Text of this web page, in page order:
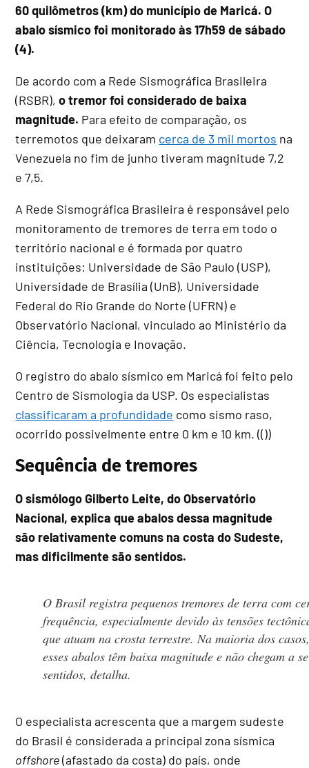
60 quilômetros (km) do município de Maricá. O
abalo sísmico foi monitorado às 17h59 de sábado
(4).
De acordo com a Rede Sismográfica Brasileira
(RSBR),o tremor foi considerado de baixa
magnitude. Para efeito de comparação, os
terremotos que deixaram cerca de 3 mil mortos na
Venezuela no fim de junho tiveram magnitude 7,2
e 7,5.
A Rede Sismográfica Brasileira é responsável pelo
monitoramento de tremores de terra em todo o
território nacional e é formada por quatro
instituições: Universidade de São Paulo (USP),
Universidade de Brasília (UnB), Universidade
Federal do Rio Grande do Norte (UFRN) e
Observatório Nacional, vinculado ao Ministério da
Ciência, Tecnologia e Inovação.
O registro do abalo sísmico em Maricá foi feito pelo
Centro de Sismologia da USP. Os especialistas
classificaram a profundidade como sismo raso,
ocorrido possivelmente entre 0 km e 10 km. (())
Sequência de tremores
O sismólogo Gilberto Leite, do Observatório
Nacional, explica que abalos dessa magnitude
são relativamente comuns na costa do Sudeste,
mas dificilmente são sentidos.
O Brasil registra pequenos tremores de terra com
frequência, especialmente devido às tensões
que atuam na crosta terrestre. Na maioria dos
esses abalos têm baixa magnitude e não chegam a
sentidos, detalha.
O especialista acrescenta que a margem sudeste
do Brasil é considerada a principal zona sísmica
offshore(afastado da costa) do país, onde